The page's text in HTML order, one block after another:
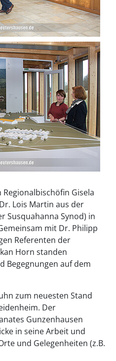
Gisela
Lois Martin aus der
Susquahanna Synod) in
mit Dr. Philipp
Referenten der
Horn standen
Begegnungen auf dem
zum neuesten Stand
Der
Gunzenhausen
in seine Arbeit und
und Gelegenheiten (z.B.